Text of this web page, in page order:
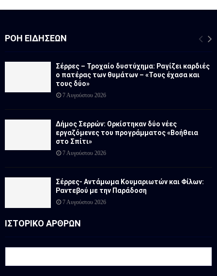
ΡΟΉ ΕΙΔΉΣΕΩΝ
Σέρρες – Τροχαίο δυστύχημα: Ραγίζει καρδιές
ο πατέρας των θυμάτων – «Τους έχασα και
τους δύο»
7 Αυγούστου 2026
Δήμος Σερρών: Ορκίστηκαν δύο νέες
εργαζόμενες του προγράμματος «Βοήθεια
στο Σπίτι»
7 Αυγούστου 2026
Σέρρες- Αντάμωμα Κουμαριωτών και Φίλων:
Ραντεβού με την Παράδοση
7 Αυγούστου 2026
ΙΣΤΟΡΙΚΟ ΑΡΘΡΩΝ